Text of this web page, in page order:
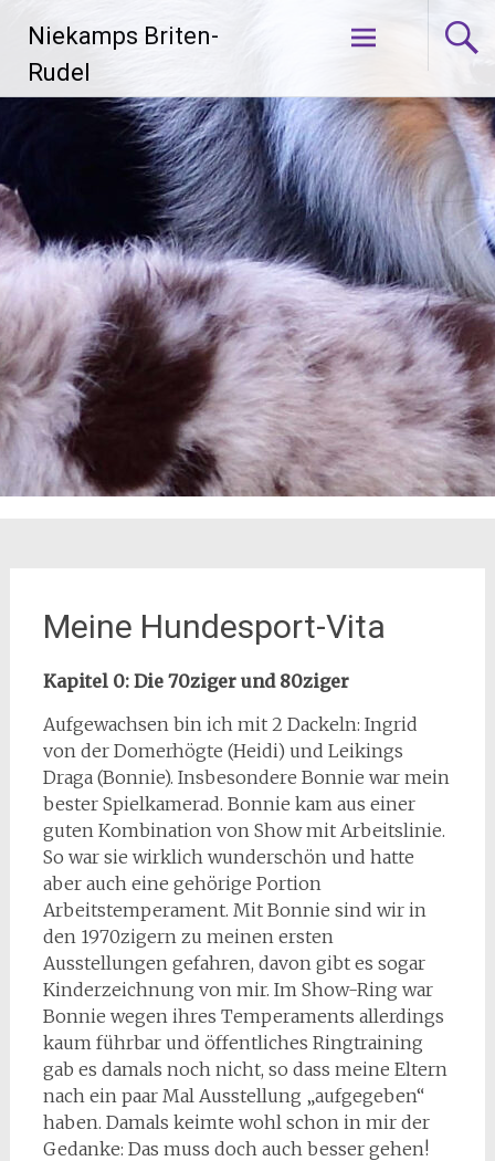
Inhalt
springen
Niekamps Briten-
Rudel
Meine Hundesport-Vita
Kapitel 0: Die 70ziger und 80ziger
Aufgewachsen bin ich mit 2 Dackeln: Ingrid
von der Domerhögte (Heidi) und Leikings
Draga (Bonnie). Insbesondere Bonnie war mein
bester Spielkamerad. Bonnie kam aus einer
guten Kombination von Show mit Arbeitslinie.
So war sie wirklich wunderschön und hatte
aber auch eine gehörige Portion
Arbeitstemperament. Mit Bonnie sind wir in
den 1970zigern zu meinen ersten
Ausstellungen gefahren, davon gibt es sogar
Kinderzeichnung von mir. Im Show-Ring war
Bonnie wegen ihres Temperaments allerdings
kaum führbar und öffentliches Ringtraining
gab es damals noch nicht, so dass meine Eltern
nach ein paar Mal Ausstellung „aufgegeben“
haben. Damals keimte wohl schon in mir der
Gedanke: Das muss doch auch besser gehen!